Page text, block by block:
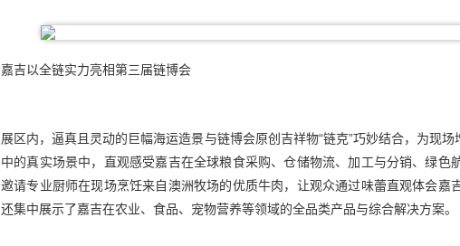
嘉吉以全链实力亮相第三届链博会
展区内，逼真且灵动的巨幅海运造景与链博会原创吉祥物“链克”巧妙结合，为现
中的真实场景中，直观感受嘉吉在全球粮食采购、仓储物流、加工与分销、绿
邀请专业厨师在现场烹饪来自澳洲牧场的优质牛肉，让观众通过味蕾直观体会
还集中展示了嘉吉在农业、食品、宠物营养等领域的全品类产品与综合解决方案。